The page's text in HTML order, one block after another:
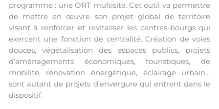
programme : une ORT multisite. Cet outil va permettre
de mettre en œuvre son projet global de territoire
visant à renforcer et revitaliser les centres-bourgs qui
exercent une fonction de centralité. Création de voies
douces, végétalisation des espaces publics, projets
d’aménagements économiques, touristiques, de
mobilité, rénovation énergétique, éclairage urbain…
sont autant de projets d’envergure qui entrent dans le
dispositif.